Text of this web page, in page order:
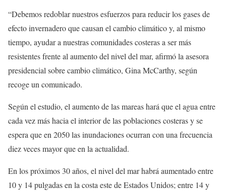
“Debemos redoblar nuestros esfuerzos para reducir los gases de
efecto invernadero que causan el cambio climático y, al mismo
tiempo, ayudar a nuestras comunidades costeras a ser más
resistentes frente al aumento del nivel del mar, afirmó la asesora
presidencial sobre cambio climático, Gina McCarthy, según
recoge un comunicado.
Según el estudio, el aumento de las mareas hará que el agua entre
cada vez más hacia el interior de las poblaciones costeras y se
espera que en 2050 las inundaciones ocurran con una frecuencia
diez veces mayor que en la actualidad.
En los próximos 30 años, el nivel del mar habrá aumentado entre
10 y 14 pulgadas en la costa este de Estados Unidos; entre 14 y